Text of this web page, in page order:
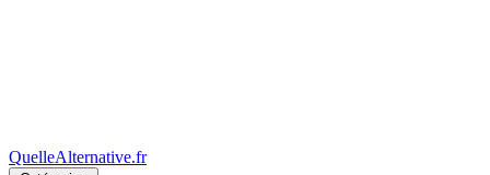
QuelleAlternative.fr